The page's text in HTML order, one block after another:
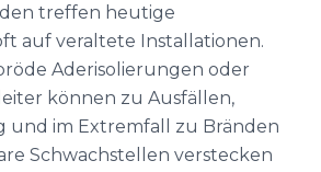
treffen heutige
auf veraltete Installationen.
Aderisolierungen oder
können zu Ausfällen,
und im Extremfall zu Bränden
Schwachstellen verstecken